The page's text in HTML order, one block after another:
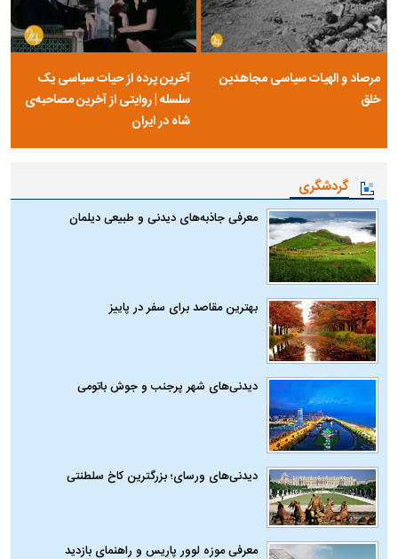
مرصاد و الهیات سیاسی مجاهدین
خلق
آخرین پرده از حیات سیاسی یک
سلسله | روایتی از آخرین مصاحبه‌ی
شاه در ایران
گردشگری
معرفی جاذبه‌های دیدنی و طبیعی دیلمان
بهترین مقاصد برای سفر در پاییز
دیدنی‌های شهر پرجنب و جوش باتومی
دیدنی‌های ورسای؛ بزرگترین کاخ سلطنتی
معرفی موزه لوور پاریس و راهنمای بازدید